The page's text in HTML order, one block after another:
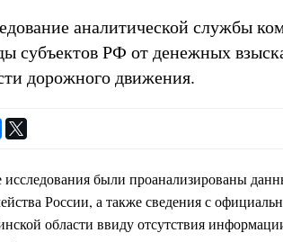
аналитической службы
субъектов РФ от денежных
дорожного движения.
исследования были проанализированы
России, а также сведения с
области ввиду отсутствия